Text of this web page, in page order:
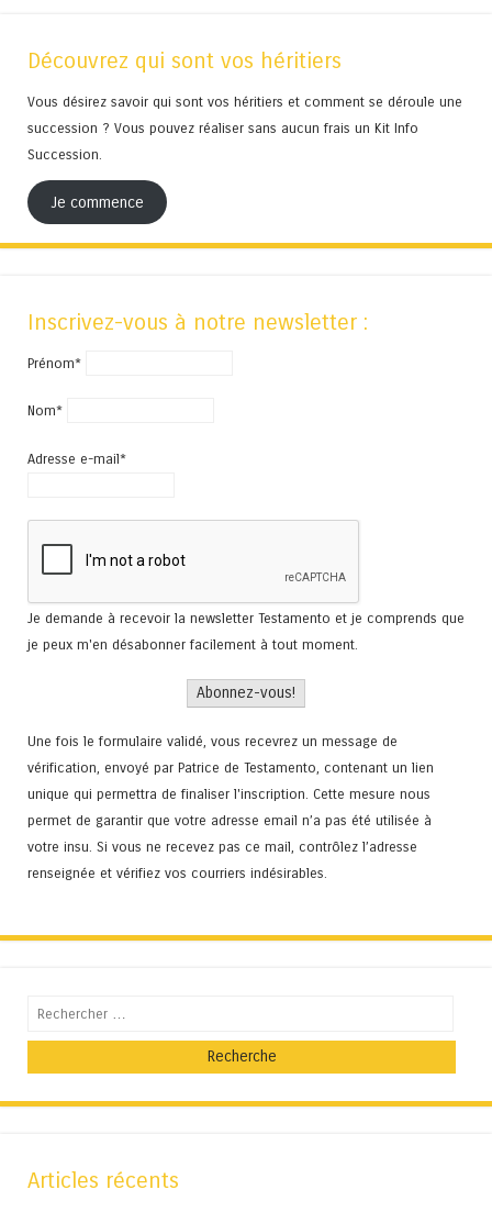
Découvrez qui sont vos héritiers
Vous désirez savoir qui sont vos héritiers et comment se déroule une
succession ? Vous pouvez réaliser sans aucun frais un Kit Info
Succession.
Je commence
Inscrivez-vous à notre newsletter :
Prénom*
Nom*
Adresse e-mail*
Je demande à recevoir la newsletter Testamento et je comprends que
je peux m'en désabonner facilement à tout moment.
Une fois le formulaire validé, vous recevrez un message de
vérification, envoyé par Patrice de Testamento, contenant un lien
unique qui permettra de finaliser l'inscription. Cette mesure nous
permet de garantir que votre adresse email n’a pas été utilisée à
votre insu. Si vous ne recevez pas ce mail, contrôlez l’adresse
renseignée et vérifiez vos courriers indésirables.
Recherche
Articles récents